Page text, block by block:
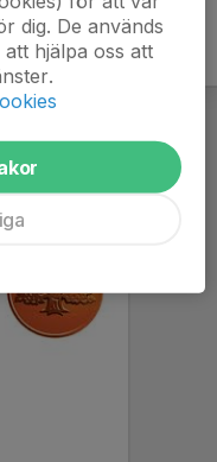
dig. De används
hjälpa oss att